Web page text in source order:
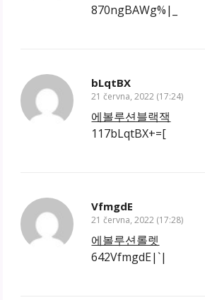
870ngBAWg%|_
bLqtBX
21 června, 2022 (17:24)
에볼루션블랙잭
117bLqtBX+=[
VfmgdE
21 června, 2022 (17:28)
에볼루션롤렛
642VfmgdE|`|